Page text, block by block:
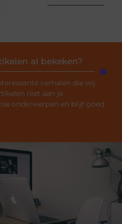
al bekeken?
verhalen die wij
niet aan je
onderwerpen en blijf goed